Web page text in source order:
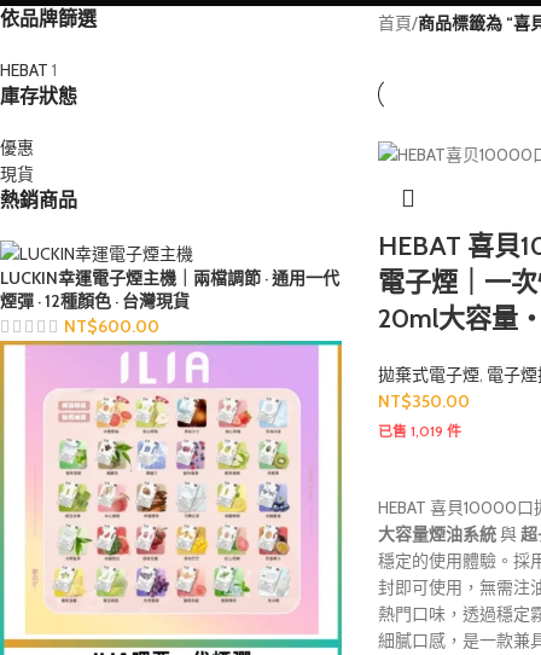
依品牌篩選
HEBAT 1
庫存狀態
優惠
現貨
熱銷商品
LUCKIN幸運電子煙主機｜兩檔調節 · 通用一代
煙彈 · 12種顏色 · 台灣現貨
NT$600.00
首頁/商品標籤為 “喜
HEBAT 喜貝
電子煙｜一
20ml大容量
拋棄式電子煙, 電子
NT$350.00
已售 1,019 件
HEBAT 喜貝10000
大容量煙油系統與超
穩定的使用體驗。採
封即可使用，無需注
熱門口味，透過穩定
細膩口感，是一款兼